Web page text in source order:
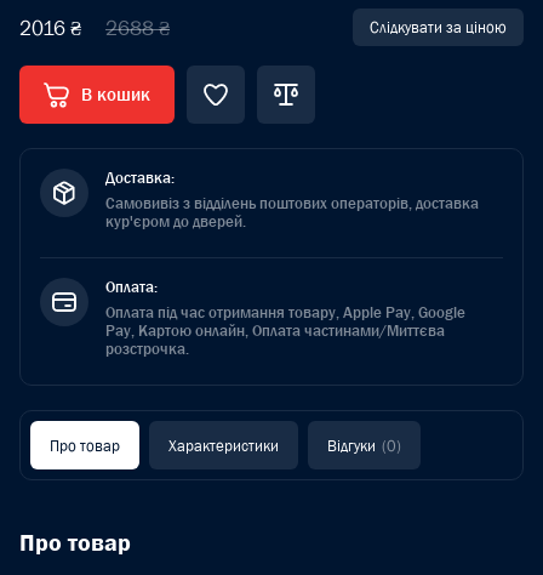
2016 ₴ 2688 ₴ Слідкувати за ціною
В кошик
Доставка:
Самовивіз з відділень поштових операторів, доставка
кур'єром до дверей.
Оплата:
Оплата під час отримання товару, Apple Pay, Google
Pay, Картою онлайн, Оплата частинами/Миттєва
розстрочка.
Про товар Характеристики Відгуки (0)
Про товар